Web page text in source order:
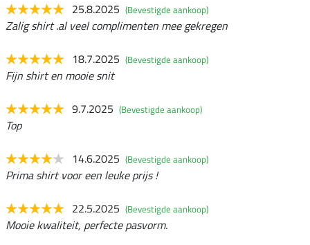
25.8.2025 (Bevestigde aankoop)
Zalig shirt .al veel complimenten mee gekregen
18.7.2025 (Bevestigde aankoop)
Fijn shirt en mooie snit
9.7.2025 (Bevestigde aankoop)
Top
14.6.2025 (Bevestigde aankoop)
Prima shirt voor een leuke prijs !
22.5.2025 (Bevestigde aankoop)
Mooie kwaliteit, perfecte pasvorm.